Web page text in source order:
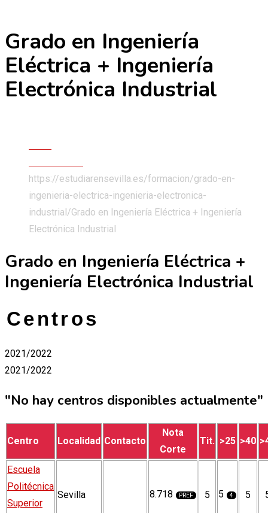
Skip
content
Grado en Ingeniería
Eléctrica + Ingeniería
Electrónica Industrial
https://estudiarensevilla.es/formacion/grado-en-
ingenieria-electrica-ingenieria-electronica-
industrial/Grado en Ingeniería Eléctrica + Ingeniería
Electrónica Industrial
Grado en Ingeniería Eléctrica +
Ingeniería Electrónica Industrial
Centros
2021/2022
2021/2022
"No hay centros disponibles actualmente"
Centro Localidad Contacto
Nota
Corte
Tit. >25 >40
Escuela
Politécnica
Superior
Sevilla 8.718 PREF 5 5 4 5